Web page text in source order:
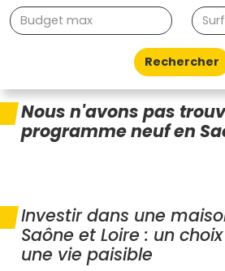
Rechercher
Nous n'avons pas
programme neuf en
Investir dans une
Saône et Loire : un
une vie paisible